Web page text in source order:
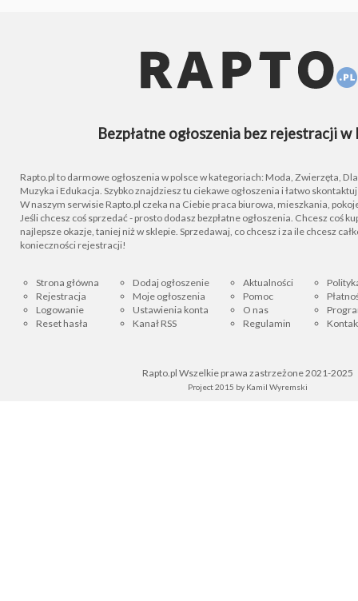
Bezpłatne ogłoszenia bez rejestracji w
Rapto.pl to darmowe ogłoszenia w polsce w kategoriach: Moda, Zwierzęta, Dla
Muzyka i Edukacja. Szybko znajdziesz tu ciekawe ogłoszenia i łatwo
W naszym serwisie Rapto.pl czeka na Ciebie praca biurowa, mieszkania,
Jeśli chcesz coś sprzedać - prosto dodasz bezpłatne ogłoszenia. Chcesz coś
najlepsze okazje, taniej niż w sklepie. Sprzedawaj, co chcesz i za ile chcesz
konieczności rejestracji!
Strona główna
Rejestracja
Logowanie
Reset hasła
Dodaj ogłoszenie
Moje ogłoszenia
Ustawienia konta
Kanał RSS
Aktualności
Pomoc
O nas
Regulamin
Rapto.pl Wszelkie prawa zastrzeżone 2021-2025
Project 2015 by Kamil Wyremski